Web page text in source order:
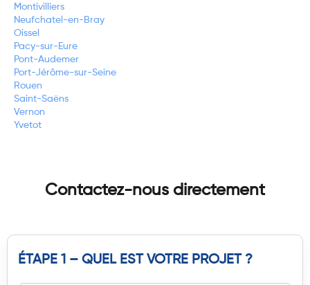
Montivilliers
Neufchatel-en-Bray
Oissel
Pacy-sur-Eure
Pont-Audemer
Port-Jérôme-sur-Seine
Rouen
Saint-Saëns
Vernon
Yvetot
Contactez-nous directement
ÉTAPE 1 – QUEL EST VOTRE PROJET ?